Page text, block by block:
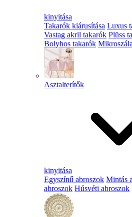
kinyitása
Takarók kiárusítása Luxus
Vastag akril takarók Plüss
Bolyhos takarók
Asztalterítők
kinyitása
Egyszínű abroszok Mintás
abroszok Húsvéti abroszok